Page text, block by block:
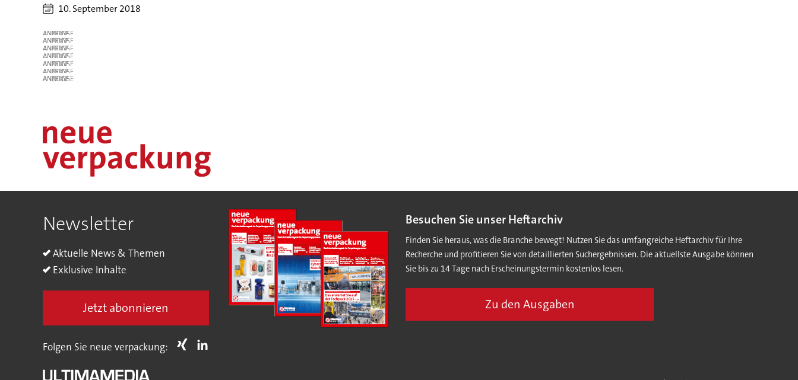
10. September 2018
ANZEIGE
ANZEIGE
ANZEIGE
ANZEIGE
ANZEIGE
ANZEIGE
ANZEIGE
Newsletter
Aktuelle News & Themen
Exklusive Inhalte
Jetzt abonnieren
Besuchen Sie unser Heftarchiv
Finden Sie heraus, was die Branche bewegt! Nutzen Sie das umfangreiche Heftarchiv für Ihre
Recherche und profitieren Sie von detaillierten Suchergebnissen. Die aktuellste Ausgabe können
Sie bis zu 14 Tage nach Erscheinungstermin kostenlos lesen.
Zu den Ausgaben
Folgen Sie neue verpackung: